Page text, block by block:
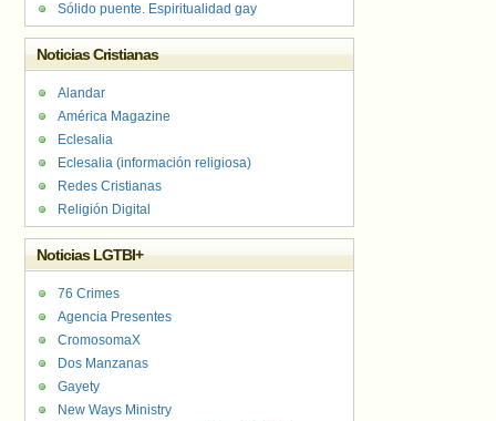
Sólido puente. Espiritualidad gay
Noticias Cristianas
Alandar
América Magazine
Eclesalia
Eclesalia (información religiosa)
Redes Cristianas
Religión Digital
Noticias LGTBI+
76 Crimes
Agencia Presentes
CromosomaX
Dos Manzanas
Gayety
New Ways Ministry